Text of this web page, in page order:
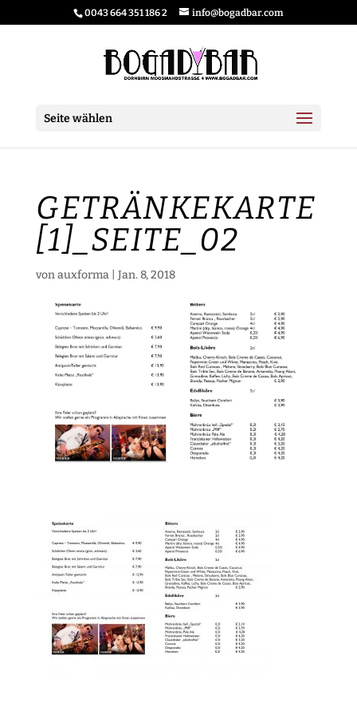
0043 664 351 186 2 info@bogadbar.com
Seite wählen
GETRÄNKEKARTE
[1]_SEITE_02
vonauxforma| Jan. 8, 2018